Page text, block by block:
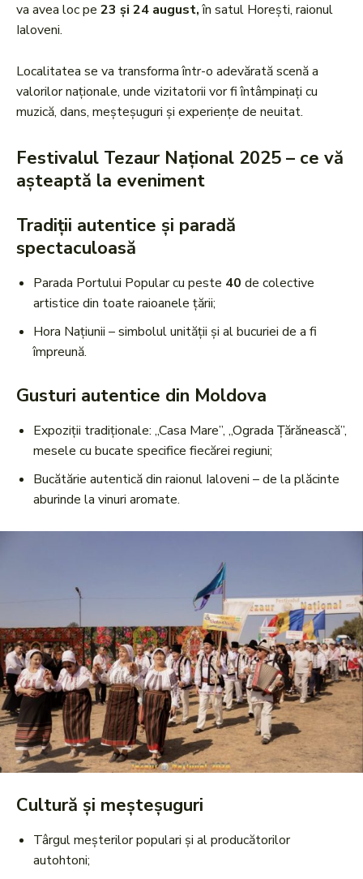
va avea loc pe 23 și 24 august,în satul Horești, raionul
Ialoveni.
Localitatea se va transforma într-o adevărată scenă a
valorilor naționale, unde vizitatorii vor fi întâmpinați cu
muzică, dans, meșteșuguri și experiențe de neuitat.
Festivalul Tezaur Național 2025 – ce vă
așteaptă la eveniment
Tradiții autentice și paradă
spectaculoasă
Parada Portului Popular cu peste 40 de colective
artistice din toate raioanele țării;
Hora Națiunii – simbolul unității și al bucuriei de a fi
împreună.
Gusturi autentice din Moldova
Expoziții tradiționale: „Casa Mare”, „Ograda Țărănească”,
mesele cu bucate specifice fiecărei regiuni;
Bucătărie autentică din raionul Ialoveni – de la plăcinte
aburinde la vinuri aromate.
Cultură și meșteșuguri
Târgul meșterilor populari și al producătorilor
autohtoni;